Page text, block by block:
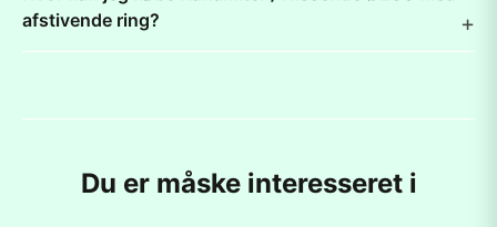
afstivende ring?
Du er måske interesseret i